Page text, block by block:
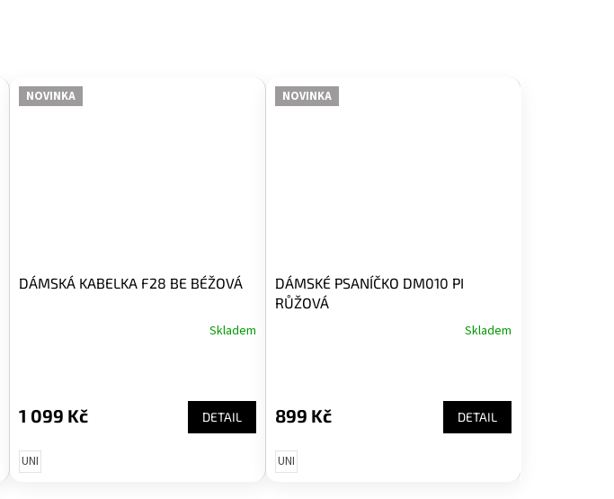
NOVINKA
DÁMSKÁ KABELKA F28 BE BÉŽOVÁ
Skladem
1 099 Kč DETAIL
UNI
NOVINKA
DÁMSKÉ PSANÍČKO DM010 PI
RŮŽOVÁ
Skladem
899 Kč DETAIL
UNI